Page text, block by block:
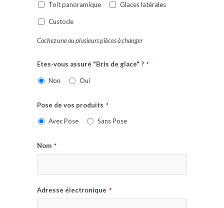
Toit panoramique Glaces latérales
Custode
Cochez une ou plusieurs pièces à changer
Etes-vous assuré "Bris de glace" ? *
Non Oui
Pose de vos produits *
Avec Pose Sans Pose
Nom *
Adresse électronique *